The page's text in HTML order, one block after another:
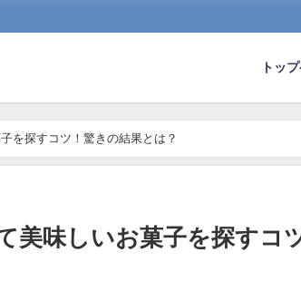
トッ
を探すコツ！驚きの結果とは？
美味しいお菓子を探すコ